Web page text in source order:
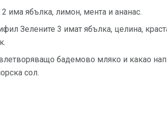
има ябълка, лимон, мента и ананас.
Зелените 3 имат ябълка, целина,
бадемово мляко и какао
сол.